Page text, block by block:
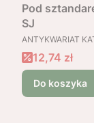
Pod
SJ
PRODUCENT
ANTYKWARIAT
Cena
12,74 zł
Do koszyka